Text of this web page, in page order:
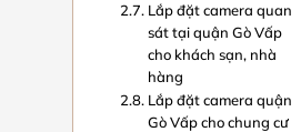
Lắp đặt camera quan
sát tại quận Gò Vấp
cho khách sạn, nhà
hàng
Lắp đặt camera quận
Gò Vấp cho chung cư